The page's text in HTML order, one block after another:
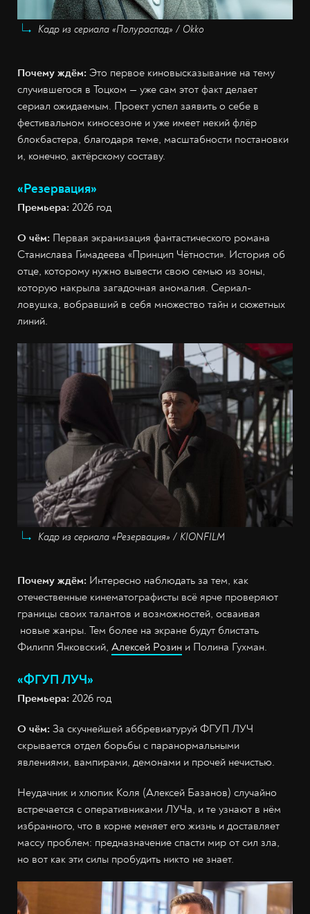
Кадр из сериала «Полураспад» / Okko
Почему ждём: Это первое киновысказывание на тему
случившегося в Тоцком — уже сам этот факт делает
сериал ожидаемым. Проект успел заявить о себе в
фестивальном киносезоне и уже имеет некий флёр
блокбастера, благодаря теме, масштабности постановки
и, конечно, актёрскому составу.
«Резервация»
Премьера: 2026 год
О чём: Первая экранизация фантастического романа
Станислава Гимадеева «Принцип Чётности». История об
отце, которому нужно вывести свою семью из зоны,
которую накрыла загадочная аномалия. Сериал-
ловушка, вобравший в себя множество тайн и сюжетных
линий.
Кадр из сериала «Резервация» / KIONFILM
Почему ждём: Интересно наблюдать за тем, как
отечественные кинематографисты всё ярче проверяют
границы своих талантов и возможностей, осваивая
новые жанры. Тем более на экране будут блистать
Филипп Янковский, Алексей Розин и Полина Гухман.
«ФГУП ЛУЧ»
Премьера: 2026 год
О чём: За скучнейшей аббревиатуруй ФГУП ЛУЧ
скрывается отдел борьбы с паранормальными
явлениями, вампирами, демонами и прочей нечистью.
Неудачник и хлюпик Коля (Алексей Базанов) случайно
встречается с оперативниками ЛУЧа, и те узнают в нём
избранного, что в корне меняет его жизнь и доставляет
массу проблем: предназначение спасти мир от сил зла,
но вот как эти силы пробудить никто не знает.